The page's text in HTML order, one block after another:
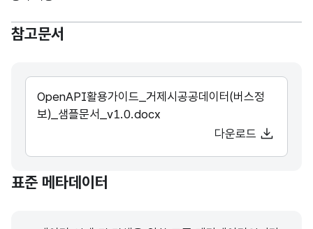
참고문서
OpenAPI활용가이드_거제시공공데이터(버스정
보)_샘플문서_v1.0.docx
다운로드
표준 메타데이터